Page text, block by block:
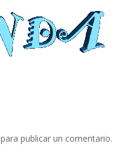
para publicar un comentario.